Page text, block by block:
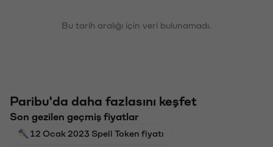
Bu tarih aralığı için veri bulunamadı.
Paribu'da daha fazlasını keşfet
Son gezilen geçmiş fiyatlar
12 Ocak 2023 Spell Token fiyatı